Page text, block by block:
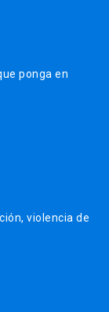
ponga en
violencia de